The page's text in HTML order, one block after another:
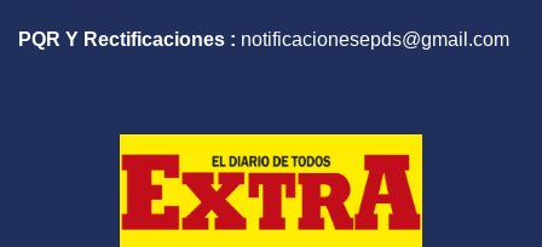
PQR Y Rectificaciones : notificacionesepds@gmail.com